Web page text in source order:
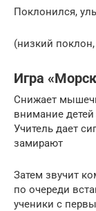
Поклонился,
(низкий
Игра
Снижает
внимание детей
Учитель дает
замирают
Затем звучит
по очереди
ученики с